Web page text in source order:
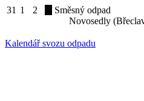
31 1 2
Směsný odpad
Novosedly
Kalendář svozu odpadu